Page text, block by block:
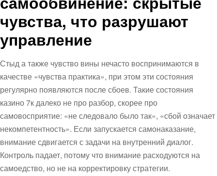
чувства, что разрушают
управление
Стыд а также чувство вины нечасто воспринимаются в
качестве «чувства практика», при этом эти состояния
регулярно появляются после сбоев. Такие состояния
казино 7к далеко не про разбор, скорее про
самовосприятие: «не следовало было так», «сбой означает
некомпетентность». Если запускается самонаказание,
внимание сдвигается с задачи на внутренний диалог.
Контроль падает, потому что внимание расходуются на
самоедство, но не на корректировку стратегии.